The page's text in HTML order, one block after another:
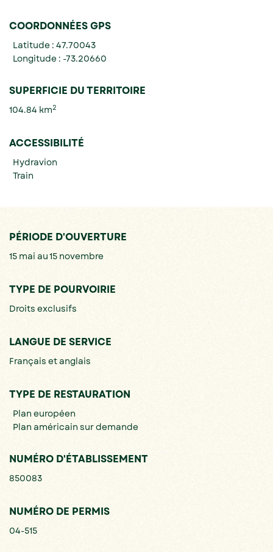
COORDONNÉES GPS
Latitude : 47.70043
Longitude : -73.20660
SUPERFICIE DU TERRITOIRE
104.84 km2
ACCESSIBILITÉ
Hydravion
Train
PÉRIODE D'OUVERTURE
15 mai au 15 novembre
TYPE DE POURVOIRIE
Droits exclusifs
LANGUE DE SERVICE
Français et anglais
TYPE DE RESTAURATION
Plan européen
Plan américain sur demande
NUMÉRO D'ÉTABLISSEMENT
850083
NUMÉRO DE PERMIS
04-515